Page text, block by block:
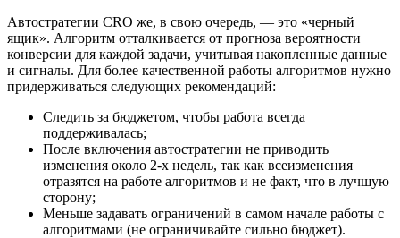
Автостратегии CRO же, в свою очередь, — это «черный
ящик». Алгоритм отталкивается от прогноза вероятности
конверсии для каждой задачи, учитывая накопленные данные
и сигналы. Для более качественной работы алгоритмов нужно
придерживаться следующих рекомендаций:
Следить за бюджетом, чтобы работа всегда
поддерживалась;
После включения автостратегии не приводить
изменения около 2-х недель, так как всеизменения
отразятся на работе алгоритмов и не факт, что в лучшую
сторону;
Меньше задавать ограничений в самом начале работы с
алгоритмами (не ограничивайте сильно бюджет).